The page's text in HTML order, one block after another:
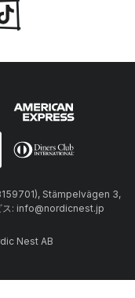
Stämpelvägen 3,
ス: info@nordicnest.jp
Nest AB